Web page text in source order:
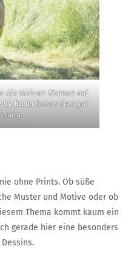
die kleinen Blumen auf
by Bauerbesonders gut
ohne Prints. Ob süße
Muster und Motive oder ob
Thema kommt kaum ein
gerade hier eine besonders